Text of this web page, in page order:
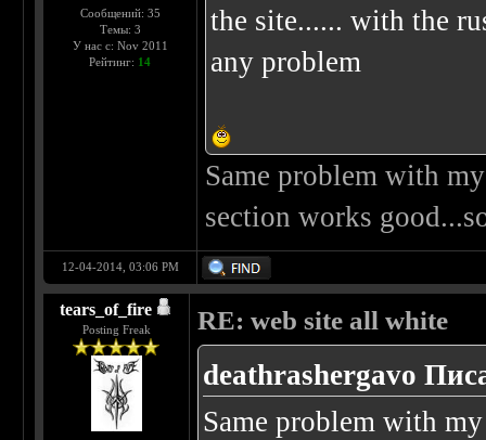
Сообщений: 35
Темы: 3
У нас с: Nov 2011
Рейтинг: 14
the site...... with the
any problem
Same problem with
section works
12-04-2014, 03:06 PM
tears_of_fire
Posting Freak RE: web site all white
deathrashergavo
Same problem with